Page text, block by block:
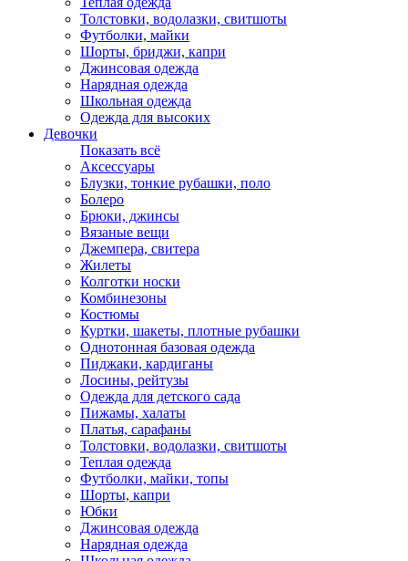
Толстовки, водолазки, свитшоты
Футболки, майки
Шорты, бриджи, капри
Джинсовая одежда
Нарядная одежда
Школьная одежда
Одежда для высоких
Девочки
Показать всё
Аксессуары
Блузки, тонкие рубашки, поло
Болеро
Брюки, джинсы
Вязаные вещи
Джемпера, свитера
Жилеты
Колготки носки
Комбинезоны
Костюмы
Куртки, шакеты, плотные рубашки
Однотонная базовая одежда
Пиджаки, кардиганы
Лосины, рейтузы
Одежда для детского сада
Пижамы, халаты
Платья, сарафаны
Толстовки, водолазки, свитшоты
Теплая одежда
Футболки, майки, топы
Шорты, капри
Юбки
Джинсовая одежда
Нарядная одежда